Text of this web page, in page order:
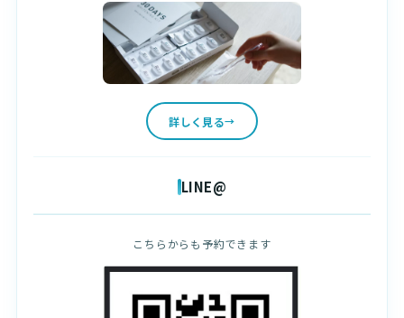
詳しく見る
LINE@
こちらからも予約できます